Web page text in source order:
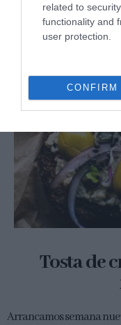
related to
functionality and
user protection.
CONFIRM
Tosta de
Arrancamos semana